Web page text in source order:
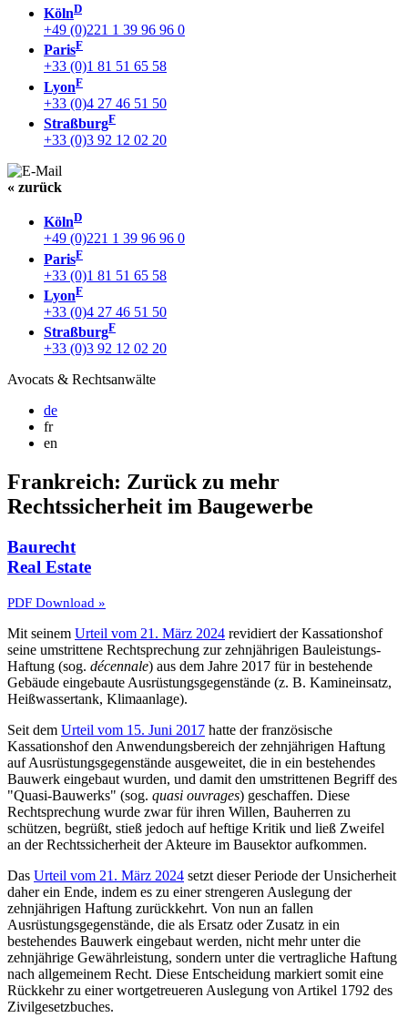
KölnD
+49 (0)221 1 39 96 96 0
ParisF
+33 (0)1 81 51 65 58
LyonF
+33 (0)4 27 46 51 50
StraßburgF
+33 (0)3 92 12 02 20
« zurück
KölnD
+49 (0)221 1 39 96 96 0
ParisF
+33 (0)1 81 51 65 58
LyonF
+33 (0)4 27 46 51 50
StraßburgF
+33 (0)3 92 12 02 20
Avocats & Rechtsanwälte
de
fr
en
Frankreich: Zurück zu mehr
Rechtssicherheit im Baugewerbe
Baurecht
Real Estate
PDF Download »
Mit seinem Urteil vom 21. März 2024 revidiert der Kassationshof
seine umstrittene Rechtsprechung zur zehnjährigen Bauleistungs-
Haftung (sog. décennale) aus dem Jahre 2017 für in bestehende
Gebäude eingebaute Ausrüstungsgegenstände (z. B. Kamineinsatz,
Heißwassertank, Klimaanlage).
Seit dem Urteil vom 15. Juni 2017 hatte der französische
Kassationshof den Anwendungsbereich der zehnjährigen Haftung
auf Ausrüstungsgegenstände ausgeweitet, die in ein bestehendes
Bauwerk eingebaut wurden, und damit den umstrittenen Begriff des
"Quasi-Bauwerks" (sog. quasi ouvrages) geschaffen. Diese
Rechtsprechung wurde zwar für ihren Willen, Bauherren zu
schützen, begrüßt, stieß jedoch auf heftige Kritik und ließ Zweifel
an der Rechtssicherheit der Akteure im Bausektor aufkommen.
Das Urteil vom 21. März 2024 setzt dieser Periode der Unsicherheit
daher ein Ende, indem es zu einer strengeren Auslegung der
zehnjährigen Haftung zurückkehrt. Von nun an fallen
Ausrüstungsgegenstände, die als Ersatz oder Zusatz in ein
bestehendes Bauwerk eingebaut werden, nicht mehr unter die
zehnjährige Gewährleistung, sondern unter die vertragliche Haftung
nach allgemeinem Recht. Diese Entscheidung markiert somit eine
Rückkehr zu einer wortgetreueren Auslegung von Artikel 1792 des
Zivilgesetzbuches.